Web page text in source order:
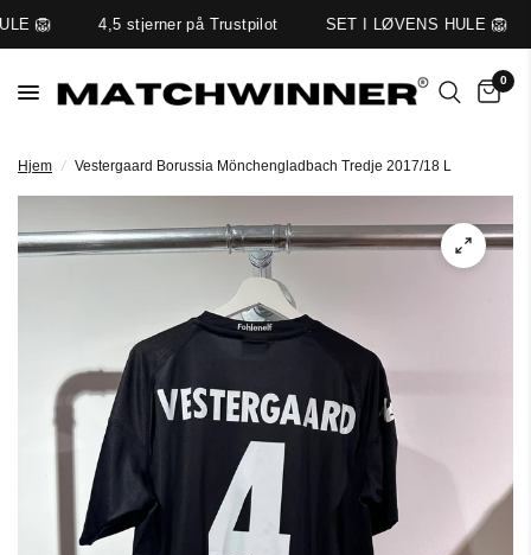
🦁 4,5 stjerner på Trustpilot SET I LØVENS HULE 🦁
0
Hjem / Vestergaard Borussia Mönchengladbach Tredje 2017/18 L